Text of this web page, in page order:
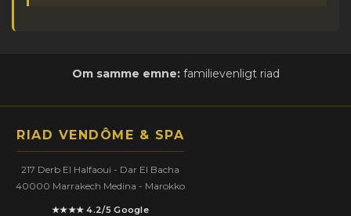
Om samme emne: familievenligt riad
RIAD VENDÔME & SPA
217 Derb El Halfaoui - Dar El Bacha
40000 Marrakech Medina - Marokko
★★★★ 4.2/5 Google